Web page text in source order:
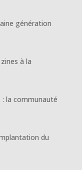
génération
à la
la communauté
du